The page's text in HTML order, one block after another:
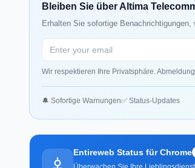
Bleiben Sie über Altima
Erhalten Sie sofortige
Wir respektieren Ihre Privatsphäre.
🔔 Sofortige Warnungen✅ Status-Updates
Entireweb Status für Chrome